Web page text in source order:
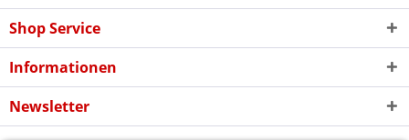
Shop Service
Informationen
Newsletter